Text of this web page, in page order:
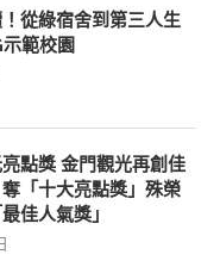
從綠宿舍到第三人生
範校園
點獎 金門觀光再創佳
「十大亮點獎」殊榮
佳人氣獎」